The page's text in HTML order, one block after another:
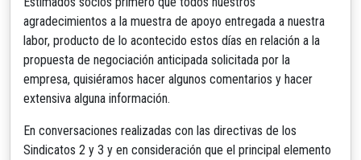
agradecimientos a la muestra de apoyo entregada a nuestra
labor, producto de lo acontecido estos días en relación a la
propuesta de negociación anticipada solicitada por la
empresa, quisiéramos hacer algunos comentarios y hacer
extensiva alguna información.
En conversaciones realizadas con las directivas de los
Sindicatos 2 y 3 y en consideración que el principal elemento